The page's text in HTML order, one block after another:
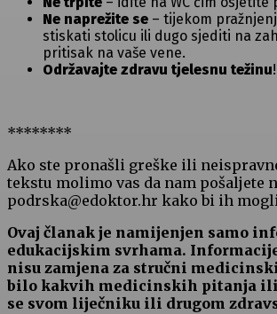
Ne naprežite se – tijekom
stiskati stolicu ili dugo sjediti na
pritisak na vaše vene.
Održavajte zdravu tjelesnu težinu!
********
Ako ste pronašli greške ili
tekstu molimo vas da nam pošaljete
podrska@edoktor.hr kako bi ih
Ovaj članak je namijenjen samo
edukacijskim svrhama.
nisu zamjena za stručni
bilo kakvih medicinskih pitanja
se svom liječniku ili drugom